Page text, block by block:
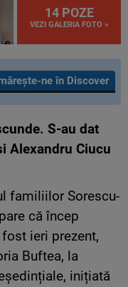
14 POZE
VEZI GALERIA FOTO »
ne în Discover
S-au dat
Alexandru Ciucu
familiilor Sorescu-
că încep
ieri prezent,
Buftea, la
inițiată